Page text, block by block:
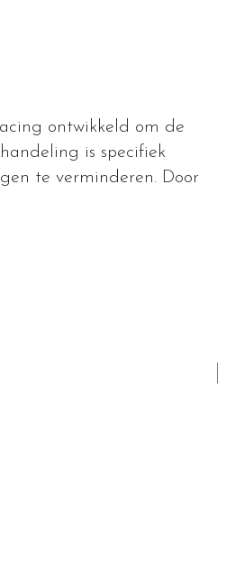
ontwikkeld om de
is specifiek
te verminderen. Door